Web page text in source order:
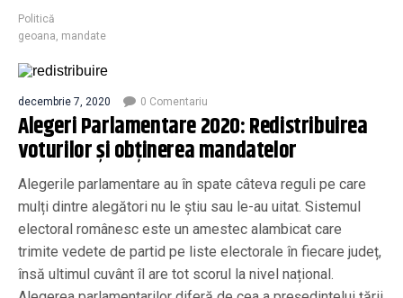
Politică
geoana, mandate
decembrie 7, 2020 0 Comentariu
Alegeri Parlamentare 2020: Redistribuirea
voturilor și obținerea mandatelor
Alegerile parlamentare au în spate câteva reguli pe care
mulți dintre alegători nu le știu sau le-au uitat. Sistemul
electoral românesc este un amestec alambicat care
trimite vedete de partid pe liste electorale în fiecare județ,
însă ultimul cuvânt îl are tot scorul la nivel național.